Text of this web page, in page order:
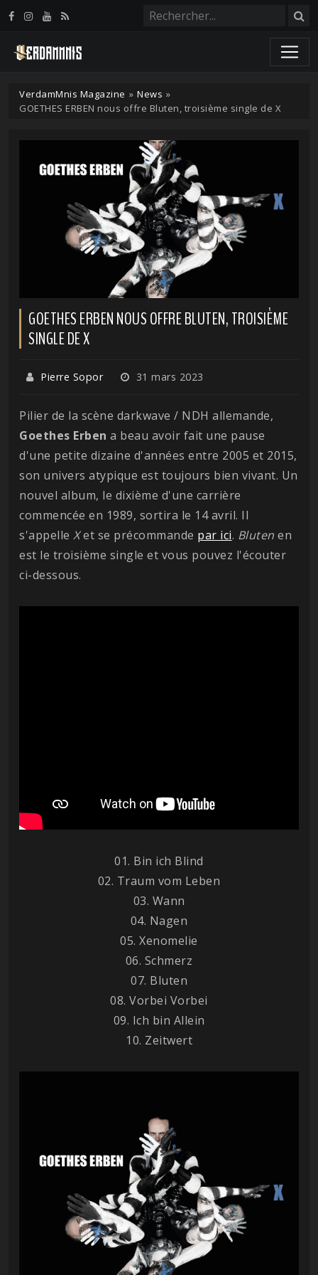
VerdamMnis Magazine » News »
GOETHES ERBEN nous offre Bluten, troisième single de X
GOETHES ERBEN NOUS OFFRE BLUTEN, TROISIÈME
SINGLE DE X
Pierre Sopor 31 mars 2023
Pilier de la scène darkwave / NDH allemande,
Goethes Erben a beau avoir fait une pause
d'une petite dizaine d'années entre 2005 et 2015,
son univers atypique est toujours bien vivant. Un
nouvel album, le dixième d'une carrière
commencée en 1989, sortira le 14 avril. Il
s'appelle Xet se précommande par ici. Bluten en
est le troisième single et vous pouvez l'écouter
ci-dessous.
01. Bin ich Blind
02. Traum vom Leben
03. Wann
04. Nagen
05. Xenomelie
06. Schmerz
07. Bluten
08. Vorbei Vorbei
09. Ich bin Allein
10. Zeitwert
Panneau de gestion des cookies